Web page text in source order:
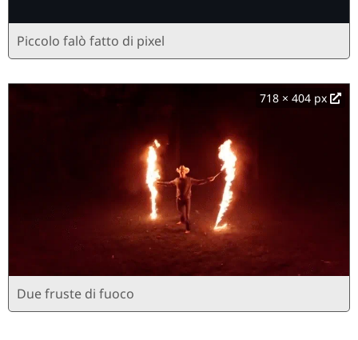
Piccolo falò fatto di pixel
718 × 404 px
Due fruste di fuoco